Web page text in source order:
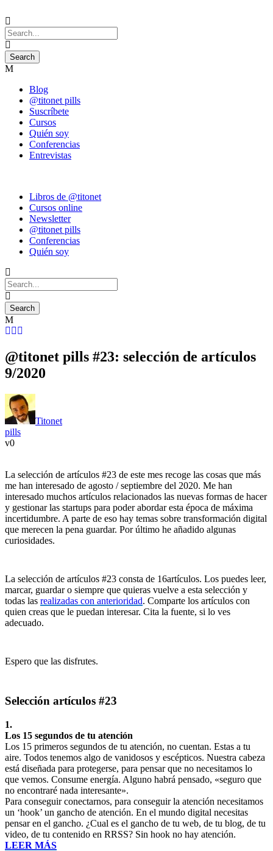
Blog
@titonet pills
Suscríbete
Cursos
Quién soy
Conferencias
Entrevistas
Libros de @titonet
Cursos online
Newsletter
@titonet pills
Conferencias
Quién soy
@titonet pills #23: selección de artículos
9/2020
Titonet
pills
0
La selección de artículos #23 de este mes recoge las cosas que más
me han interesado de agosto / septiembre del 2020. Me han
interesado muchos artículos relacionados las nuevas formas de hacer
y gestionar las startups para poder abordar esta época de máxima
incertidumbre. A parte de eso hay temas sobre transformación digital
que merecen la pena guardar. Por último he añadido algunas
curiosidades.
La selección de artículos #23 consta de 16artículos. Los puedes leer,
marcar, guardar o siempre que quieras vuelve a esta selección y
todas las realizadas con anterioridad. Comparte los artículos con
quien creas que le puedan interesar. Cita la fuente, si lo ves
adecuado.
Espero que las disfrutes.
Selección artículos #23
1.
Los 15 segundos de tu atención
Los 15 primeros segundos de tu atención, no cuentan. Estas a tu
aire. Todos tenemos algo de vanidosos y escépticos. Nuestra cabeza
está diseñada para protegerse, para pensar que no necesitamos lo
que vemos. Consume energía. Alguno habrá pensado, «seguro que
no encontraré nada interesante».
Para conseguir conectarnos, para conseguir la atención necesitamos
un ‘hook’ un gancho de atención. En el mundo digital necesitas
pensar en el gancho. ¿Cual es el gancho de tu web, de tu blog, de tu
video, de tu contenido en RRSS? Sin hook no hay atención.
LEER MÁS